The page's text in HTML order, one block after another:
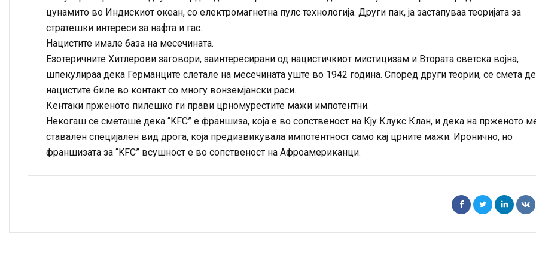
цунамито во Индискиот океан, со електромагнетна пулс технологија. Други пак, ја застапуваа теоријата за
стратешки интереси за нафта и гас.
Нацистите имале база на месечината.
Езотеричните Хитлерови заговори, заинтересирани од нацистичкиот мистицизам и Втората светска војна,
шпекулираа дека Германците слетале на месечината уште во 1942 година. Според други теории, се смета
нацистите биле во контакт со многу вонземјански раси.
Кентаки прженото пилешко ги прави црномурестите мажи импотентни.
Некогаш се сметаше дека “KFC” е франшиза, која е во сопственост на Кју Клукс Клан, и дека на прженото
ставален специјален вид дрога, која предизвикувала импотентност само кај црните мажи. Иронично, но
франшизата за “KFC” всушност е во сопственост на Афроамериканци.